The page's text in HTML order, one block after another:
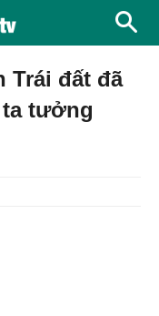
Trái đất đã
tưởng